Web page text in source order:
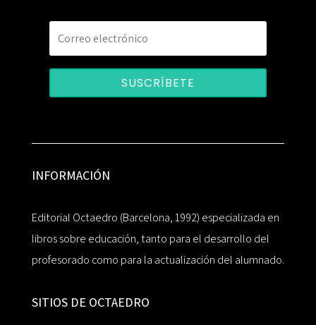
SUSCRÍBETE
INFORMACIÓN
Editorial Octaedro (Barcelona, 1992) especializada en
libros sobre educación, tanto para el desarrollo del
profesorado como para la actualización del alumnado.
SITIOS DE OCTAEDRO